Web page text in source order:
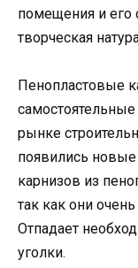
помещения и его
творческая
Пенопластовые
рынке
появились
карнизов из
так как они
Отпадает
уголки.